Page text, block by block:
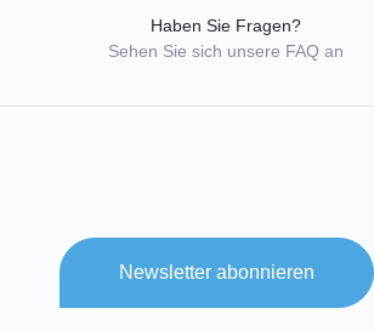
Haben Sie Fragen?
Sehen Sie sich unsere FAQ an
Newsletter abonnieren